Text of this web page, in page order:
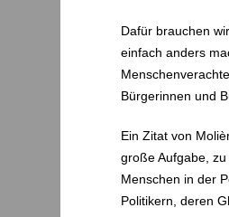
Dafür brauchen
einfach anders
Bürgerinnen und
Ein Zitat von
große Aufgabe,
Menschen in der
Politikern, deren